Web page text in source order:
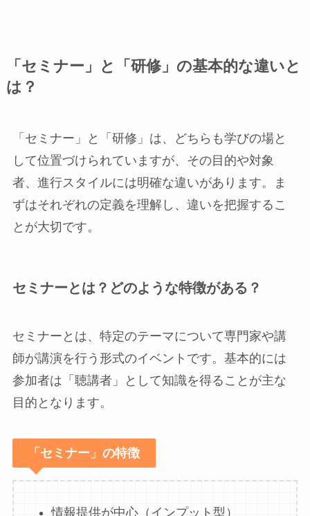
「セミナー」と「研修」の基本的な違いと
は？
「セミナー」と「研修」は、どちらも学びの場と
して位置づけられていますが、その目的や対象
者、進行スタイルには明確な違いがあります。ま
ずはそれぞれの定義を理解し、違いを把握するこ
とが大切です。
セミナーとは？どのような特徴がある？
セミナーとは、特定のテーマについて専門家や講
師が講演を行う形式のイベントです。基本的には
参加者は「聴講者」として知識を得ることが主な
目的となります。
「セミナー 」の特徴
情報提供が中心（インプット型）